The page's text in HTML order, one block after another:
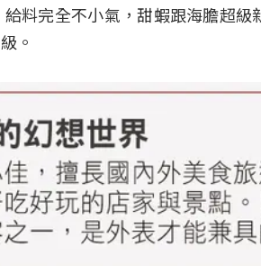
料完全不小氣，甜蝦跟海膽超
。